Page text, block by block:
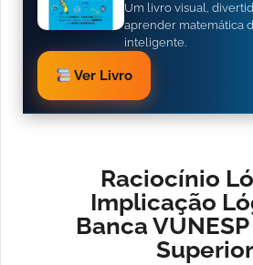
Um livro visual,
aprender matemática
inteligente.
Ver Livro
Raciocínio
Implicação
Banca
Superior